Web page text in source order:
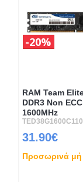
RAM Team
DDR3 Non
1600MHz
31.90€
20%
Προσωρινά μή